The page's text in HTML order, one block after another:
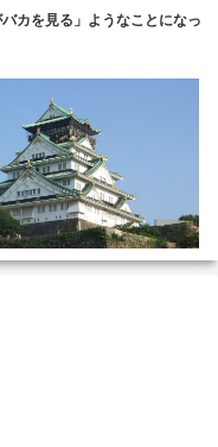
カを見る」ようなことになっ